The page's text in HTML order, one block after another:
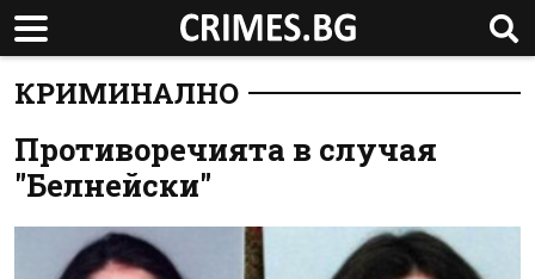
КРИМИНАЛНО
Противоречията в случая
"Белнейски"